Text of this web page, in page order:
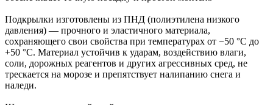
Подкрылки изготовлены из ПНД (полиэтилена низкого
давления) — прочного и эластичного материала,
сохраняющего свои свойства при температурах от −50 °C до
+50 °C. Материал устойчив к ударам, воздействию влаги,
соли, дорожных реагентов и других агрессивных сред, не
трескается на морозе и препятствует налипанию снега и
наледи.